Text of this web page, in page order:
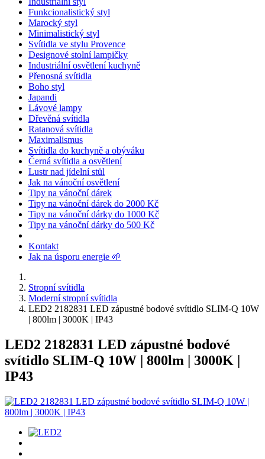
Funkcionalistický styl
Marocký styl
Minimalistický styl
Svítidla ve stylu Provence
Designové stolní lampičky
Industriální osvětlení kuchyně
Přenosná svítidla
Boho styl
Japandi
Lávové lampy
Dřevěná svítidla
Ratanová svítidla
Maximalismus
Svítidla do kuchyně a obýváku
Černá svítidla a osvětlení
Lustr nad jídelní stůl
Jak na vánoční osvětlení
Tipy na vánoční dárek
Tipy na vánoční dárek do 2000 Kč
Tipy na vánoční dárky do 1000 Kč
Tipy na vánoční dárky do 500 Kč
Kontakt
Jak na úsporu energie 🌱
Stropní svítidla
Moderní stropní svítidla
LED2 2182831 LED zápustné bodové svítidlo SLIM-Q 10W
| 800lm | 3000K | IP43
LED2 2182831 LED zápustné bodové
svítidlo SLIM-Q 10W | 800lm | 3000K |
IP43